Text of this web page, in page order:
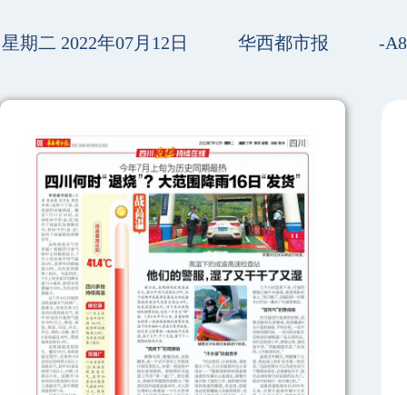
星期二 2022年07月12日 华西都市报 -